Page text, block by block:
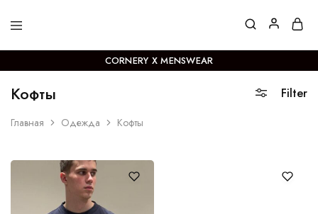
брендовой
одежды
в
CORNERY X MENSWEAR
Кофты
Главная Одежда Кофты
Filter